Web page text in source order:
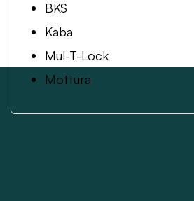
BKS
Kaba
Mul-T-Lock
Mottura